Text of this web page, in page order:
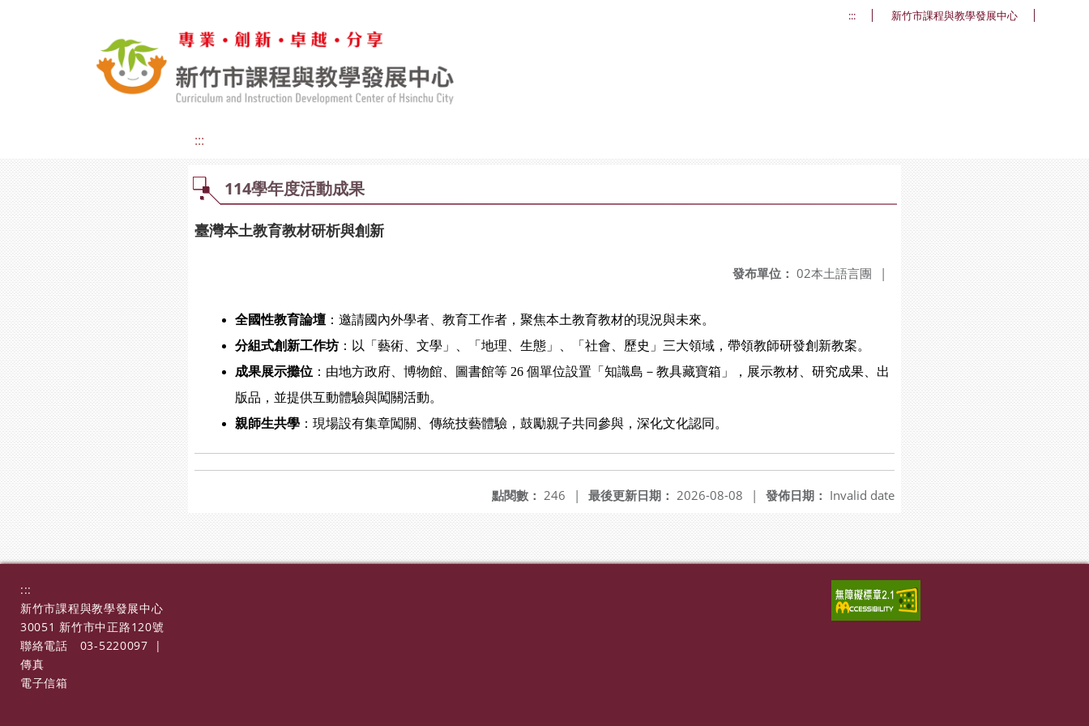
::: 新竹市課程與教學發展中心
:::
114學年度活動成果
臺灣本土教育教材研析與創新
發布單位： 02本土語言團 |
全國性教育論壇 ：邀請國內外學者、教育工作者，聚焦本土教育教材的現況與未來。
分組式創新工作坊 ：以「藝術、文學」、「地理、生態」、「社會、歷史」三大領域，帶領教師研發創新教案。
成果展示攤位 ：由地方政府、博物館、圖書館等 26 個單位設置「知識島－教具藏寶箱」，展示教材、研究成果、出
版品，並提供互動體驗與闖關活動。
親師生共學 ：現場設有集章闖關、傳統技藝體驗，鼓勵親子共同參與，深化文化認同。
發佈日期： Invalid date
最後更新日期： 2026-08-08 |
點閱數： 246 |
:::
新竹市課程與教學發展中心
30051 新竹市中正路120號
聯絡電話
03-5220097
|
傳真
電子信箱